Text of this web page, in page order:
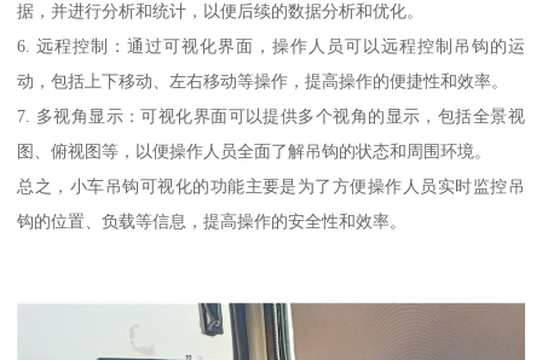
据，并进行分析和统计，以便后续的数据分析和优化。
6. 远程控制：通过可视化界面，操作人员可以远程控制吊钩的运
动，包括上下移动、左右移动等操作，提高操作的便捷性和效率。
7. 多视角显示：可视化界面可以提供多个视角的显示，包括全景视
图、俯视图等，以便操作人员全面了解吊钩的状态和周围环境。
总之，小车吊钩可视化的功能主要是为了方便操作人员实时监控吊
钩的位置、负载等信息，提高操作的安全性和效率。